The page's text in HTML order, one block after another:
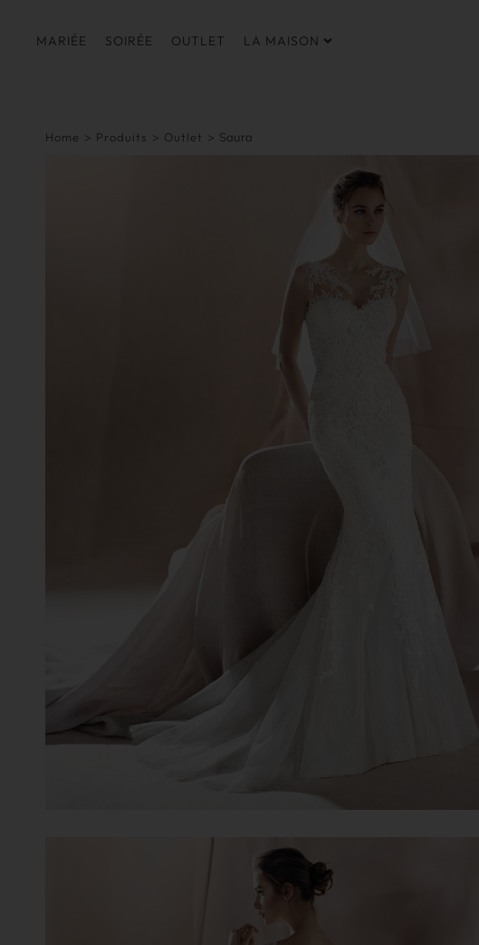
MARIÉE SOIRÉE OUTLET LA MAISON
Home > Produits > Outlet > Saura